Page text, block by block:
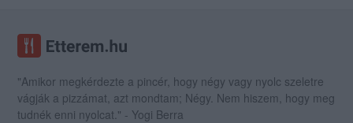
"Amikor megkérdezte a pincér, hogy négy vagy nyolc szeletre
vágják a pizzámat, azt mondtam; Négy. Nem hiszem, hogy meg
tudnék enni nyolcat." - Yogi Berra